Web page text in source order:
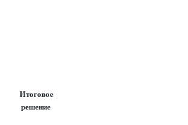
Итоговое
решение